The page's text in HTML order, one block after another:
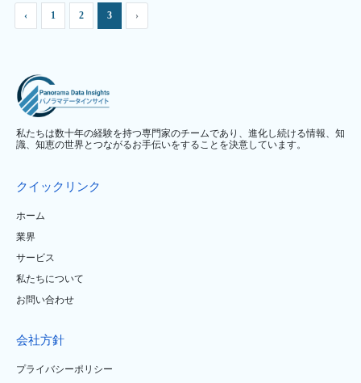
‹ 1 2 3 ›
私たちは数十年の経験を持つ専門家のチームであり、進化し続ける情報、知
識、知恵の世界とつながるお手伝いをすることを決意しています。
クイックリンク
ホーム
業界
サービス
私たちについて
お問い合わせ
会社方針
プライバシーポリシー